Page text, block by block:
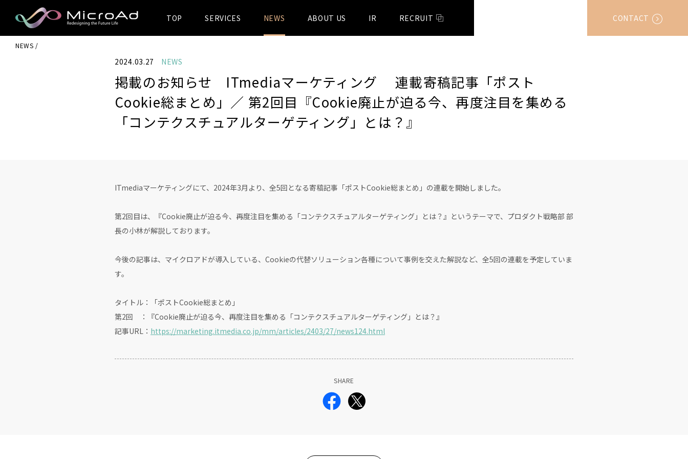
MicroAd -
Redesigning
the Future Life
TOP SERVICES NEWS ABOUT US IR RECRUIT CONTACT
NEWS
2024.03.27 NEWS
掲載のお知らせ ITmediaマーケティング 連載寄稿記事「ポスト
Cookie総まとめ」／ 第2回目『Cookie廃止が迫る今、再度注目を集める
「コンテクスチュアルターゲティング」とは？』
ITmediaマーケティングにて、2024年3月より、全5回となる寄稿記事「ポストCookie総まとめ」の連載を開始しました。
第2回目は、『Cookie廃止が迫る今、再度注目を集める「コンテクスチュアルターゲティング」とは？』というテーマで、プロダクト戦略部 部
長の小林が解説しております。
今後の記事は、マイクロアドが導入している、Cookieの代替ソリューション各種について事例を交えた解説など、全5回の連載を予定していま
す。
タイトル：「ポストCookie総まとめ」
第2回 ：『Cookie廃止が迫る今、再度注目を集める「コンテクスチュアルターゲティング」とは？』
記事URL： https://marketing.itmedia.co.jp/mm/articles/2403/27/news124.html
SHARE